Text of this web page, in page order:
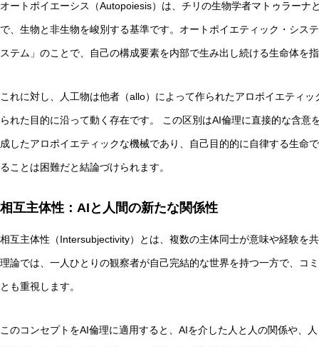
オートポイエーシス（Autopoiesis）は、チリの生物学者マトゥラーナ
で、生物と非生物を峻別する基準です。オートポイエティック・シス
ステム」のことで、自己の構成要素を内部で生み出し続ける生命体を
これに対し、人工物は他者（allo）によって作られたアロポイエティ
られた目的に沿って動く存在です。 この区別はAI倫理に直接的な含意
成したアロポイエティックな機械であり、自己目的的に自律する生命
ることは困難だと結論づけられます。
相互主体性：AIと人間の新たな関係性
相互主体性（Intersubjectivity）とは、複数の主体同士が意味や経験を
理論では、一人ひとりの観察者が自己完結的な世界を持つ一方で、コ
とも重視します。
このコンセプトをAI倫理に適用すると、AIを介した人と人の関係や、